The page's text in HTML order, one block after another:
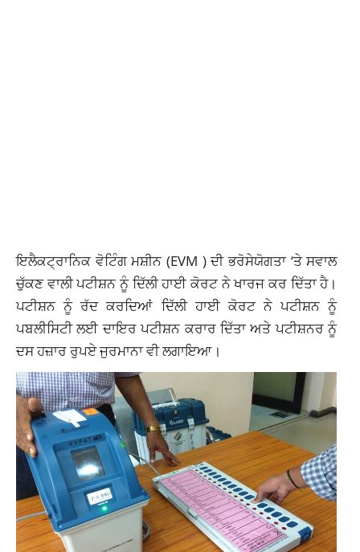
ਇਲੈਕਟ੍ਰਾਨਿਕ ਵੋਟਿੰਗ ਮਸ਼ੀਨ (EVM ) ਦੀ ਭਰੋਸੇਯੋਗਤਾ ‘ਤੇ ਸਵਾਲ
ਚੁੱਕਣ ਵਾਲੀ ਪਟੀਸ਼ਨ ਨੂੰ ਦਿੱਲੀ ਹਾਈ ਕੋਰਟ ਨੇ ਖਾਰਜ ਕਰ ਦਿੱਤਾ ਹੈ।
ਪਟੀਸ਼ਨ ਨੂੰ ਰੱਦ ਕਰਦਿਆਂ ਦਿੱਲੀ ਹਾਈ ਕੋਰਟ ਨੇ ਪਟੀਸ਼ਨ ਨੂੰ
ਪਬਲੀਸਿਟੀ ਲਈ ਦਾਇਰ ਪਟੀਸ਼ਨ ਕਰਾਰ ਦਿੱਤਾ ਅਤੇ ਪਟੀਸ਼ਨਰ ਨੂੰ
ਦਸ ਹਜ਼ਾਰ ਰੁਪਏ ਜੁਰਮਾਨਾ ਵੀ ਲਗਾਇਆ।